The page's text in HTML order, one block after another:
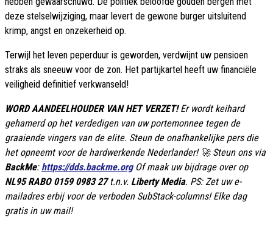
deze stelselwijziging, maar levert de gewone burger uitsluitend
krimp, angst en onzekerheid op.
Terwijl het leven peperduur is geworden, verdwijnt uw pensioen
straks als sneeuw voor de zon. Het partijkartel heeft uw financiële
veiligheid definitief verkwanseld!
WORD AANDEELHOUDER VAN HET VERZET! Er wordt keihard
gehamerd op het verdedigen van uw portemonnee tegen de
graaiende vingers van de elite. Steun de onafhankelijke pers die
het opneemt voor de hardwerkende Nederlander! 🚀 Steun ons via
BackMe:https://dds.backme.orgOf maak uw bijdrage over op
NL95 RABO 0159 0983 27t.n.v. Liberty Media. PS: Zet uw e-
mailadres erbij voor de verboden SubStack-columns! Elke dag
gratis in uw mail!